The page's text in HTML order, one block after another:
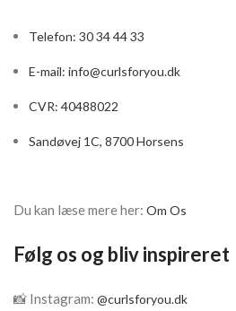
Innehåller fukt.
Størrelse: 227g
Telefon: 30 34 44 33
E-mail: info@curlsforyou.dk
CVR: 40488022
Sandøvej 1C, 8700 Horsens
Du kan læse mere her: Om Os
Følg os og bliv inspireret
📸 Instagram: @curlsforyou.dk